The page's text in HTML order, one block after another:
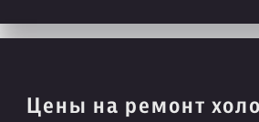
Цены на ремонт